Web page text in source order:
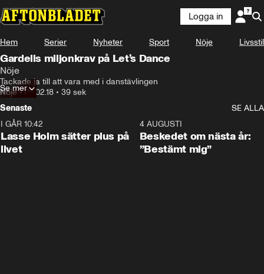
Logga in
Hem Serier Nyheter Sport Nöje Livsstil
Gardells miljonkrav på Let’s Dance
Nöje
Tackade ja till att vara med i danstävlingen
Nöje•08.02.18 • 39 sek
Se mer
Senaste
SE ALLA
I GÅR 10:42
Lasse Holm sätter plus på
livet
4 AUGUSTI
Beskedet om nästa år:
”Bestämt mig”